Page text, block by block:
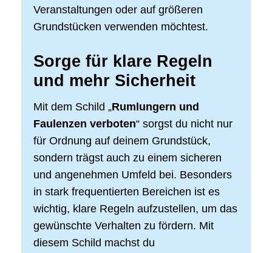
Veranstaltungen oder auf größeren
Grundstücken verwenden möchtest.
Sorge für klare Regeln
und mehr Sicherheit
Mit dem Schild „Rumlungern und
Faulenzen verboten“ sorgst du nicht nur
für Ordnung auf deinem Grundstück,
sondern trägst auch zu einem sicheren
und angenehmen Umfeld bei. Besonders
in stark frequentierten Bereichen ist es
wichtig, klare Regeln aufzustellen, um das
gewünschte Verhalten zu fördern. Mit
diesem Schild machst du